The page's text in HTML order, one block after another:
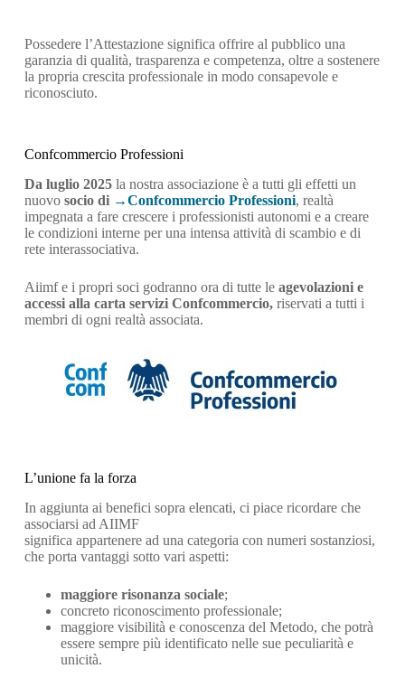
Possedere l’Attestazione significa offrire al pubblico una
garanzia di qualità, trasparenza e competenza, oltre a sostenere
la propria crescita professionale in modo consapevole e
riconosciuto.
Confcommercio Professioni
Da luglio 2025 la nostra associazione è a tutti gli effetti un
nuovosocio di ConfcommercioProfessioni, realtà
impegnata a fare crescere i professionisti autonomi e a creare
le condizioni interne per una intensa attività di scambio e di
rete interassociativa.
Aiimf e i propri soci godranno ora di tutte le agevolazioni e
accessi alla carta servizi Confcommercio, riservati a tutti i
membri di ogni realtà associata.
L’unione fa la forza
In aggiunta ai benefici sopra elencati, ci piace ricordare che
associarsi ad AIIMF
significa appartenere ad una categoria con numeri sostanziosi,
che porta vantaggi sotto vari aspetti:
maggiore risonanza sociale;
concreto riconoscimento professionale;
maggiore visibilità e conoscenza del Metodo, che potrà
essere sempre più identificato nelle sue peculiarità e
unicità.